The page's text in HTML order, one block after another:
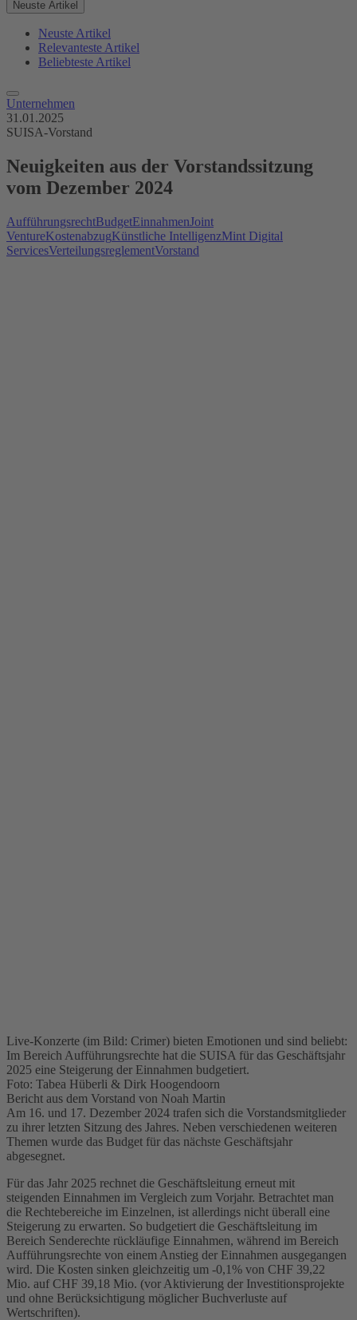
Neuste Artikel
Neuste Artikel
Relevanteste Artikel
Beliebteste Artikel
Unternehmen
31.01.2025
SUISA-Vorstand
Neuigkeiten aus der Vorstandssitzung
vom Dezember 2024
AufführungsrechtBudgetEinnahmenJoint
VentureKostenabzugKünstliche IntelligenzMint Digital
ServicesVerteilungsreglementVorstand
Live-Konzerte (im Bild: Crimer) bieten Emotionen und sind beliebt:
Im Bereich Aufführungsrechte hat die SUISA für das Geschäftsjahr
2025 eine Steigerung der Einnahmen budgetiert.
Foto: Tabea Hüberli & Dirk Hoogendoorn
Bericht aus dem Vorstand von Noah Martin
Am 16. und 17. Dezember 2024 trafen sich die Vorstandsmitglieder
zu ihrer letzten Sitzung des Jahres. Neben verschiedenen weiteren
Themen wurde das Budget für das nächste Geschäftsjahr
abgesegnet.
Für das Jahr 2025 rechnet die Geschäftsleitung erneut mit
steigenden Einnahmen im Vergleich zum Vorjahr. Betrachtet man
die Rechtebereiche im Einzelnen, ist allerdings nicht überall eine
Steigerung zu erwarten. So budgetiert die Geschäftsleitung im
Bereich Senderechte rückläufige Einnahmen, während im Bereich
Aufführungsrechte von einem Anstieg der Einnahmen ausgegangen
wird. Die Kosten sinken gleichzeitig um -0,1% von CHF 39,22
Mio. auf CHF 39,18 Mio. (vor Aktivierung der Investitionsprojekte
und ohne Berücksichtigung möglicher Buchverluste auf
Wertschriften).